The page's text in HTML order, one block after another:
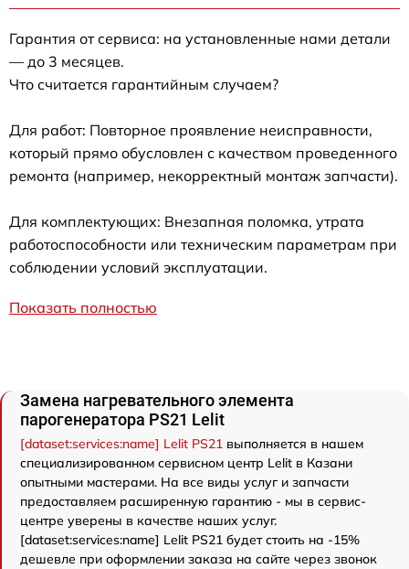
Гарантия от сервиса: на установленные нами детали
— до 3 месяцев.
Что считается гарантийным случаем?
Для работ: Повторное проявление неисправности,
который прямо обусловлен с качеством проведенного
ремонта (например, некорректный монтаж запчасти).
Для комплектующих: Внезапная поломка, утрата
работоспособности или техническим параметрам при
соблюдении условий эксплуатации.
Показать полностью
Замена нагревательного элемента
парогенератора PS21 Lelit
[dataset:services:name] Lelit PS21 выполняется в нашем
специализированном сервисном центр Lelit в Казани
опытными мастерами. На все виды услуг и запчасти
предоставляем расширенную гарантию - мы в сервис-
центре уверены в качестве наших услуг.
[dataset:services:name] Lelit PS21 будет стоить на -15%
дешевле при оформлении заказа на сайте через звонок